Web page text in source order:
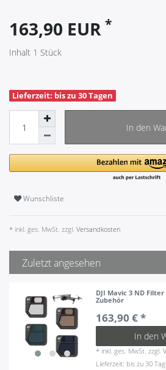
163,90 EUR *
Inhalt 1 Stück
Lieferzeit: bis zu 30 Tagen
In den
Wunschliste
* inkl. ges. MwSt. zzgl. Versandkosten
Zuletzt angesehen
DJI Mavic 3 ND Filter
Zubehör
163,90 € *
In den
* inkl. ges. MwSt. zzgl.
Lieferzeit: bis zu 30